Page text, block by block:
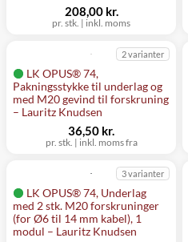
pr. stk. | inkl. moms
208,00 kr.
LK OPUS® 74,
Pakningsstykke til underlag og
med M20 gevind til forskruning
– Lauritz Knudsen
2 varianter
pr. stk. | inkl. moms fra
36,50 kr.
LK OPUS® 74, Underlag
med 2 stk. M20 forskruninger
(for Ø6 til 14 mm kabel), 1
modul – Lauritz Knudsen
3 varianter